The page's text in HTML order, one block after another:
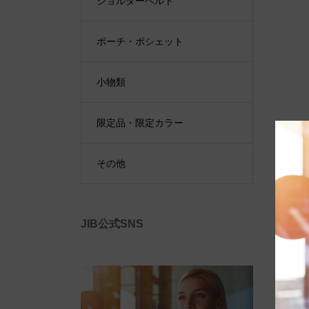
ポーチ・ポシェット
小物類
限定品・限定カラー
その他
JIB公式SNS